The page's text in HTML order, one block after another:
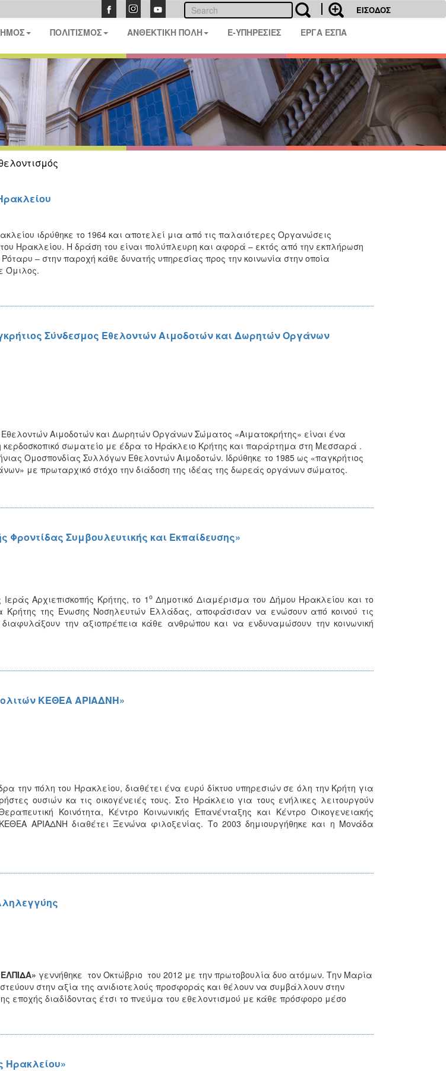
ΕΙΣΟΔΟΣ
ΠΟΛΙΤΙΣΜΟΣ ΑΝΘΕΚΤΙΚΗ ΠΟΛΗ E-ΥΠΗΡΕΣΙΕΣ ΕΡΓΑ ΕΣΠΑ
ιδρύθηκε το 1964 και αποτελεί μια από τις παλαιότερες Οργανώσεις
Ηρακλείου. Η δράση του είναι πολύπλευρη και αφορά – εκτός από την εκπλήρωση
– στην παροχή κάθε δυνατής υπηρεσίας προς την κοινωνία στην οποία
Όμιλος.
Σύνδεσμος Εθελοντών Αιμοδοτών και Δωρητών Οργάνων
Αιμοδοτών και Δωρητών Οργάνων Σώματος «Αιματοκρήτης» είναι ένα
σωματείο με έδρα το Ηράκλειο Κρήτης και παράρτημα στη Μεσσαρά .
Ομοσπονδίας Συλλόγων Εθελοντών Αιμοδοτών. Ιδρύθηκε το 1985 ως «παγκρήτιος
με πρωταρχικό στόχο την διάδοση της ιδέας της δωρεάς οργάνων σώματος.
Φροντίδας Συμβουλευτικής και Eκπαίδευσης»
Αρχιεπισκοπής Κρήτης, το 1 οΔημοτικό Διαμέρισμα του Δήμου Ηρακλείου και το
της Ένωσης Νοσηλευτών Ελλάδας, αποφάσισαν να ενώσουν από κοινού τις
την αξιοπρέπεια κάθε ανθρώπου και να ενδυναμώσουν την κοινωνική
ΚΕΘΕΑ ΑΡΙΑΔΝΗ»
την πόλη του Ηρακλείου, διαθέτει ένα ευρύ δίκτυο υπηρεσιών σε όλη την Κρήτη για
ουσιών κα τις οικογένειές τους. Στο Ηράκλειο για τους ενήλικες λειτουργούν
Κοινότητα, Κέντρο Κοινωνικής Επανένταξης και Κέντρο Οικογενειακής
ΑΡΙΑΔΝΗ διαθέτει Ξενώνα φιλοξενίας. Το 2003 δημιουργήθηκε και η Μονάδα
γεννήθηκε τον Οκτώβριο του 2012 με την πρωτοβουλία δυο ατόμων. Την Μαρία
στην αξία της ανιδιοτελούς προσφοράς και θέλουν να συμβάλλουν στην
εποχής διαδίδοντας έτσι το πνεύμα του εθελοντισμού με κάθε πρόσφορο μέσο
Ηρακλείου»